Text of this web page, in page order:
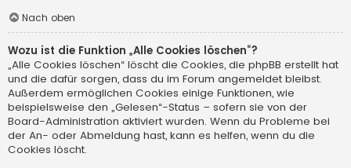
Nach oben
Wozu ist die Funktion „Alle Cookies löschen“?
„Alle Cookies löschen“ löscht die Cookies, die phpBB erstellt hat
und die dafür sorgen, dass du im Forum angemeldet bleibst.
Außerdem ermöglichen Cookies einige Funktionen, wie
beispielsweise den „Gelesen“-Status – sofern sie von der
Board-Administration aktiviert wurden. Wenn du Probleme bei
der An- oder Abmeldung hast, kann es helfen, wenn du die
Cookies löscht.